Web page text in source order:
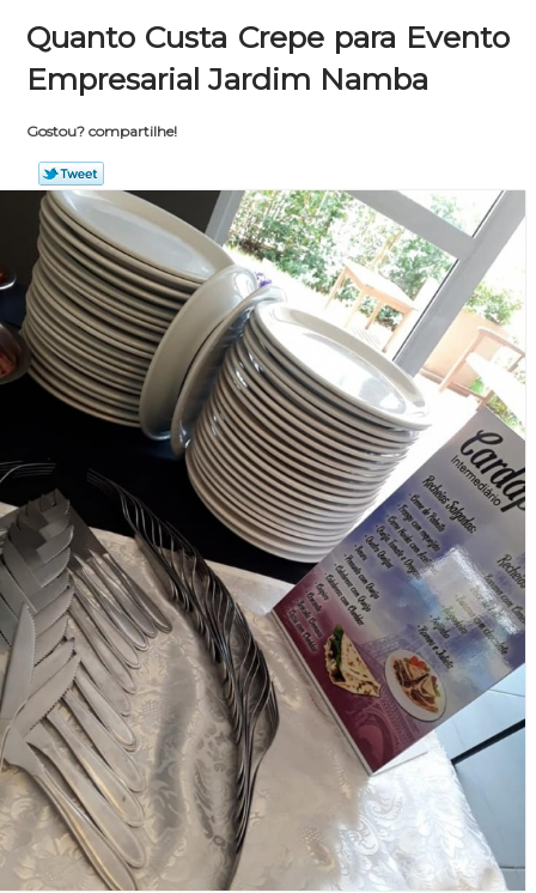
Quanto Custa Crepe para Evento
Empresarial Jardim Namba
Gostou? compartilhe!